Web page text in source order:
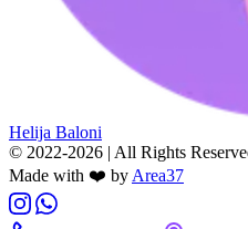
Helija Baloni
© 2022-2026 | All Rights
Made with ❤️ byArea37